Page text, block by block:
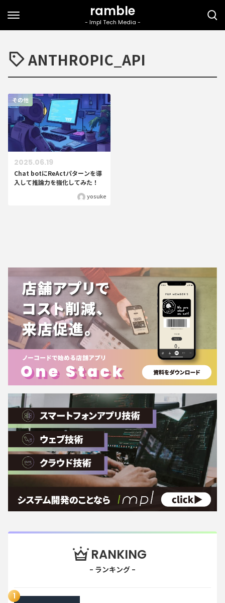
ANTHROPIC_API
その他
Chat botにReActパターンを導
入して推論力を強化してみた！
2025.06.19
yosuke
RANKING